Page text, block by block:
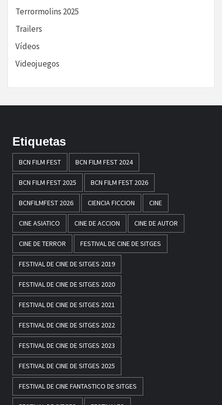
Terrormolins 2025
Trailers
Vídeos
Videojuegos
Etiquetas
BCN FILM FEST BCN FILM FEST 2024
BCN FILM FEST 2025 BCN FILM FEST 2026
BCNFILMFEST 2026 CIENCIA FICCION CINE
CINE ASIATICO CINE DE ACCION CINE DE AUTOR
CINE DE TERROR FESTIVAL DE CINE DE SITGES
FESTIVAL DE CINE DE SITGES 2019
FESTIVAL DE CINE DE SITGES 2020
FESTIVAL DE CINE DE SITGES 2021
FESTIVAL DE CINE DE SITGES 2022
FESTIVAL DE CINE DE SITGES 2023
FESTIVAL DE CINE DE SITGES 2025
FESTIVAL DE CINE FANTASTICO DE SITGES